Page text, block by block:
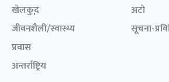
खेलकुद़़
जीवनशैली/स्वास्थ्य
प्रवास
अन्तर्राष्ट्रिय
अटो
सूचना-